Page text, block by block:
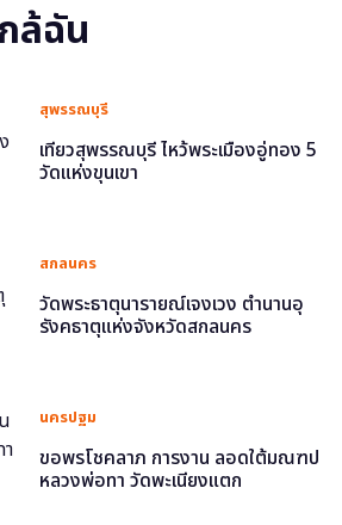
ล้ฉัน
สุพรรณบุรี
เที่ยวสุพรรณบุรี ไหว้พระเมืองอู่ทอง 5
วัดแห่งขุนเขา
สกลนคร
วัดพระธาตุนารายณ์เจงเวง ตำนานอุ
รังคธาตุแห่งจังหวัดสกลนคร
นครปฐม
ขอพรโชคลาภ การงาน ลอดใต้มณฑป
หลวงพ่อทา วัดพะเนียงแตก